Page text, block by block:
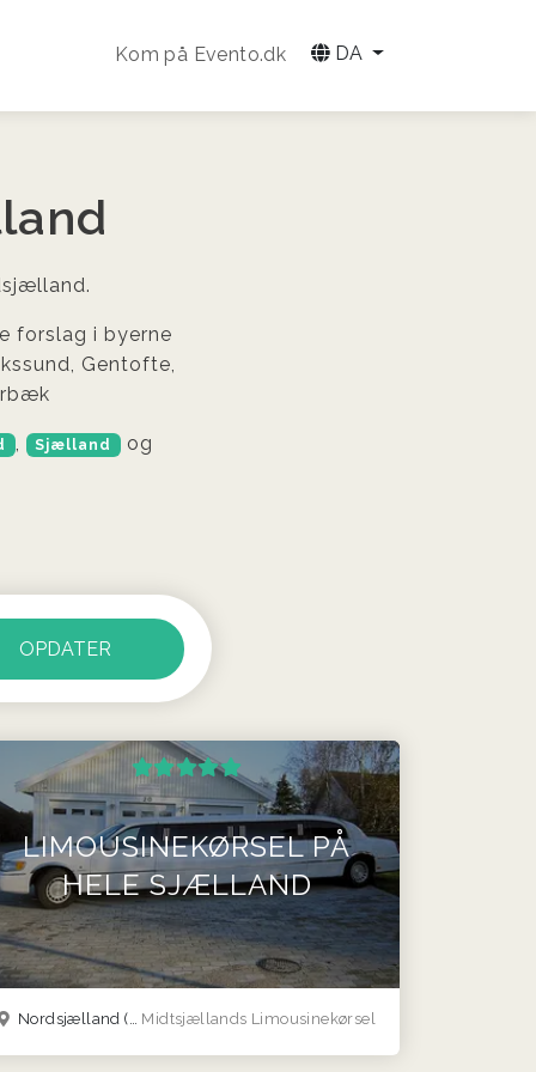
Kom på Evento.dk DA
forslag i byerne
Gentofte,
, Sjælland og
LIMOUSINEKØRSEL PÅ
HELE SJÆLLAND
Midtsjællands Limousinekørsel
Nordsjælland(Midt- og sydsjælland)